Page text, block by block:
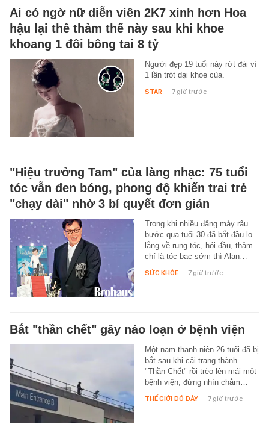
Ai có ngờ nữ diễn viên 2K7 xinh hơn Hoa
hậu lại thê thảm thế này sau khi khoe
khoang 1 đôi bông tai 8 tỷ
Người đẹp 19 tuổi này rớt đài vì
1 lần trót dại khoe của.
STAR - 7 giờ trước
"Hiệu trưởng Tam" của làng nhạc: 75 tuổi
tóc vẫn đen bóng, phong độ khiến trai trẻ
"chạy dài" nhờ 3 bí quyết đơn giản
Trong khi nhiều đấng mày râu
bước qua tuổi 30 đã bắt đầu lo
lắng về rụng tóc, hói đầu, thậm
chí là tóc bạc sớm thì Alan…
SỨC KHỎE - 7 giờ trước
Bắt "thần chết" gây náo loạn ở bệnh viện
Một nam thanh niên 26 tuổi đã bị
bắt sau khi cải trang thành
"Thần Chết" rồi trèo lên mái một
bệnh viện, đứng nhìn chằm…
THẾ GIỚI ĐÓ ĐÂY - 7 giờ trước